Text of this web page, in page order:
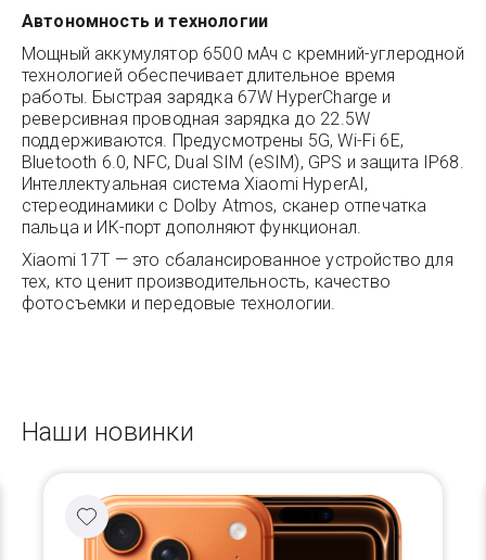
Автономность и технологии
Мощный аккумулятор 6500 мАч с кремний-углеродной
технологией обеспечивает длительное время
работы. Быстрая зарядка 67W HyperCharge и
реверсивная проводная зарядка до 22.5W
поддерживаются. Предусмотрены 5G, Wi-Fi 6E,
Bluetooth 6.0, NFC, Dual SIM (eSIM), GPS и защита IP68.
Интеллектуальная система Xiaomi HyperAI,
стереодинамики с Dolby Atmos, сканер отпечатка
пальца и ИК-порт дополняют функционал.
Xiaomi 17T — это сбалансированное устройство для
тех, кто ценит производительность, качество
фотосъемки и передовые технологии.
Наши новинки